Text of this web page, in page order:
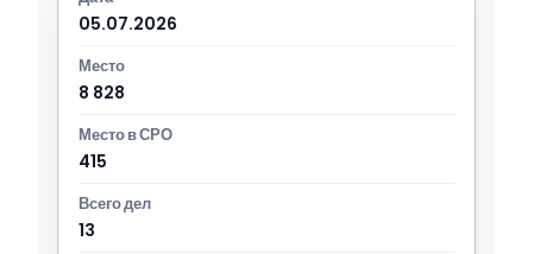
05.07.2026
8 828
415
13